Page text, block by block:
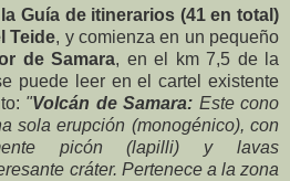
Guía de itinerarios (41 en total)
Teide, y comienza en un pequeño
de Samara, en el km 7,5 de la
puede leer en el cartel existente
"Volcán de Samara: Este cono
sola erupción (monogénico), con
picón (lapilli) y lavas
cráter. Pertenece a la zona